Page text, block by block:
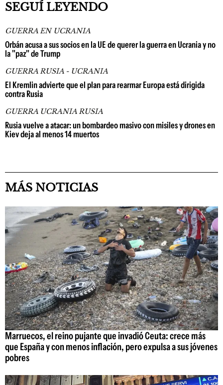
SEGUÍ LEYENDO
GUERRA EN UCRANIA
Orbán acusa a sus socios en la UE de querer la guerra en Ucrania y no
la "paz" de Trump
GUERRA RUSIA - UCRANIA
El Kremlin advierte que el plan para rearmar Europa está dirigida
contra Rusia
GUERRA UCRANIA RUSIA
Rusia vuelve a atacar: un bombardeo masivo con misiles y drones en
Kiev deja al menos 14 muertos
MÁS NOTICIAS
Marruecos, el reino pujante que invadió Ceuta: crece más
que España y con menos inflación, pero expulsa a sus jóvenes
pobres